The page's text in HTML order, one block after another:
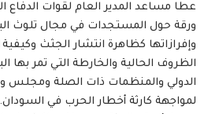
عطا مساعد المدير العام لقوات الدفاع
ورقة حول المستجدات في مجال تلوث
وإفرازاتها كظاهرة انتشار الجثث
الظروف الحالية والخارطة التي تمر بها
الدولي والمنظمات ذات الصلة ومجلس
لمواجهة كارثة أخطار الحرب في السودان.